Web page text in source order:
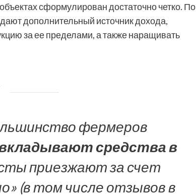
сформулирован достаточно четко. По
дополнительный источник дохода,
за ее пределами, а также наращивать
фермеров
средства в
приезжают за счет
(в том числе отзывов в